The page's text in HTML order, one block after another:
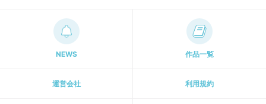
NEWS 作品一覧
運営会社 利用規約